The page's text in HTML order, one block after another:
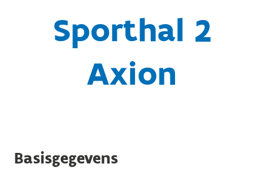
Sporthal 2
Axion
Basisgegevens